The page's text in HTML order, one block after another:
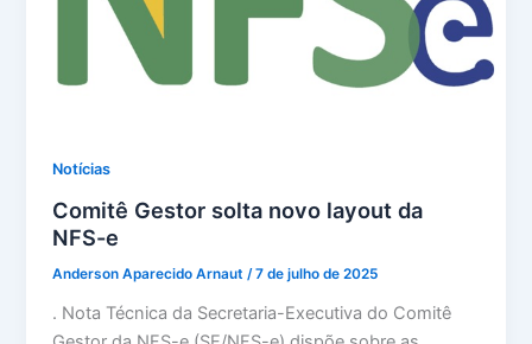
Notícias
Comitê Gestor solta novo layout da
NFS-e
Anderson Aparecido Arnaut /7 de julho de 2025
. Nota Técnica da Secretaria-Executiva do Comitê